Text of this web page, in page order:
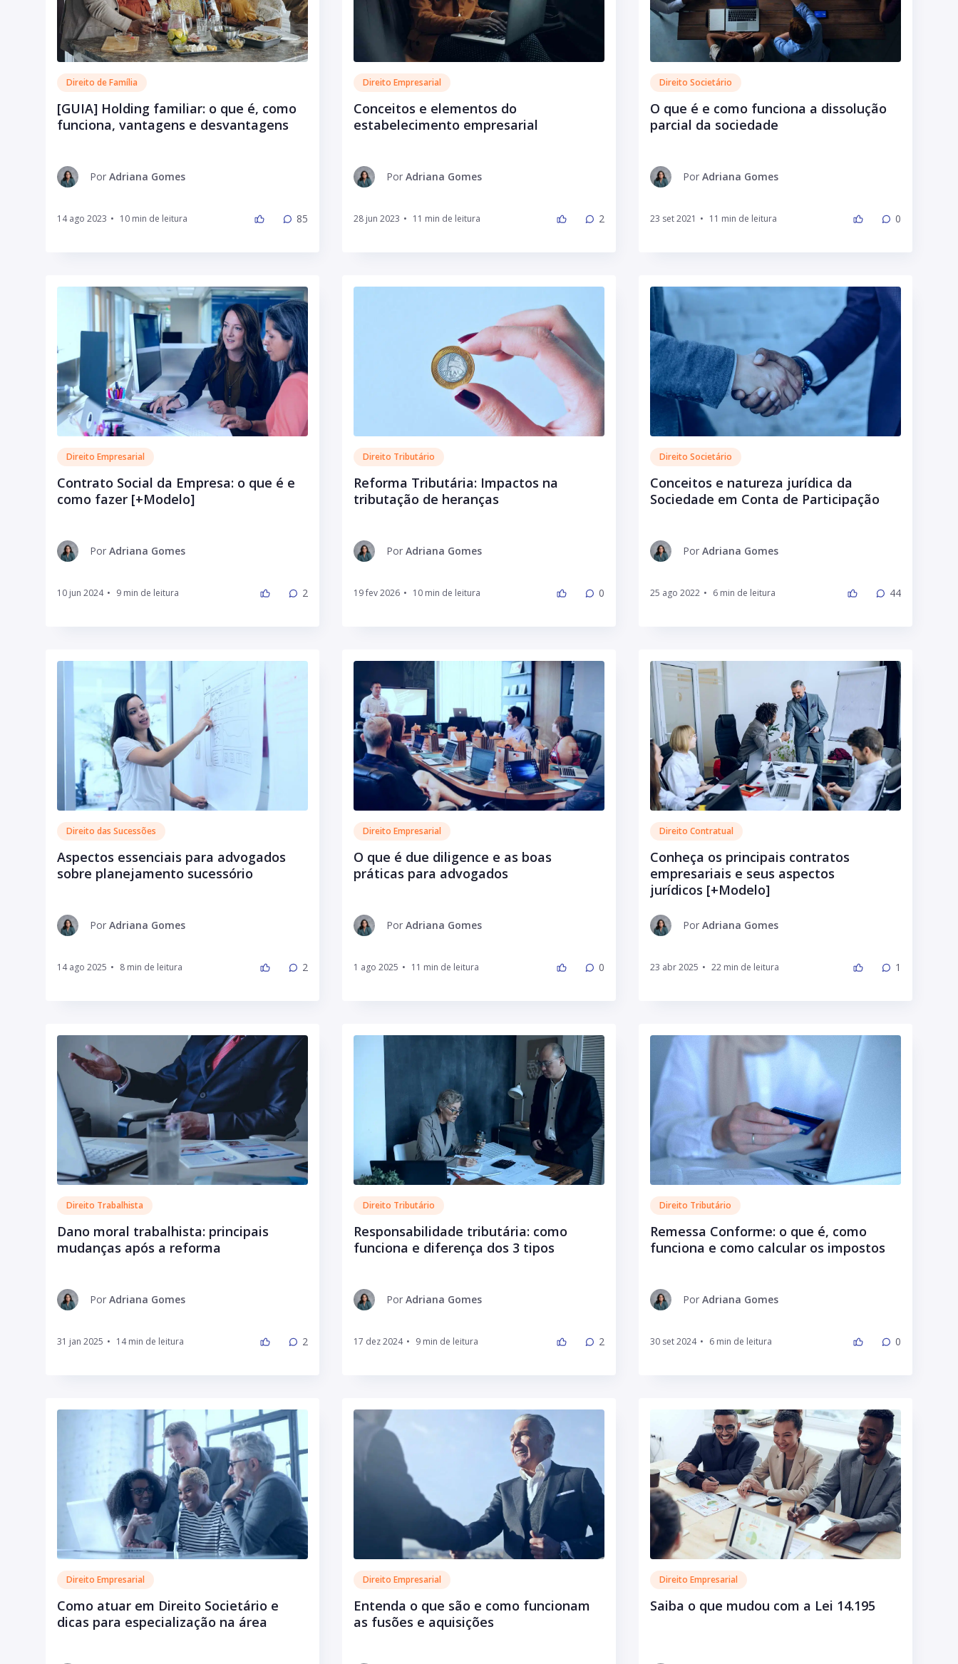
Direito de Família
[GUIA] Holding familiar: o que é, como
funciona, vantagens e desvantagens
Por Adriana Gomes
14 ago 2023 • 85
Direito Empresarial
Conceitos e elementos do
estabelecimento empresarial
Por Adriana Gomes
28 jun 2023 • 2
Direito Societário
O que é e como funciona a dissolução
parcial da sociedade
Por Adriana Gomes
23 set 2021 • 0
Direito Empresarial
Contrato Social da Empresa: o que é e
como fazer [+Modelo]
Por Adriana Gomes
10 jun 2024 • 2
Direito Tributário
Reforma Tributária: Impactos na
tributação de heranças
Por Adriana Gomes
19 fev 2026 • 0
Direito Societário
Conceitos e natureza jurídica da
Sociedade em Conta de Participação
Por Adriana Gomes
25 ago 2022 • 44
Direito das Sucessões
Aspectos essenciais para advogados
sobre planejamento sucessório
Por Adriana Gomes
14 ago 2025 • 2
Direito Empresarial
O que é due diligence e as boas
práticas para advogados
Por Adriana Gomes
1 ago 2025 • 0
Direito Contratual
Conheça os principais contratos
empresariais e seus aspectos
jurídicos [+Modelo]
Por Adriana Gomes
23 abr 2025 • 1
Direito Trabalhista
Dano moral trabalhista: principais
mudanças após a reforma
Por Adriana Gomes
31 jan 2025 • 2
Direito Tributário
Responsabilidade tributária: como
funciona e diferença dos 3 tipos
Por Adriana Gomes
17 dez 2024 • 2
Direito Tributário
Remessa Conforme: o que é, como
funciona e como calcular os impostos
Por Adriana Gomes
30 set 2024 • 0
Direito Empresarial
Como atuar em Direito Societário e
dicas para especialização na área
Direito Empresarial
Entenda o que são e como funcionam
as fusões e aquisições
Direito Empresarial
Saiba o que mudou com a Lei 14.195